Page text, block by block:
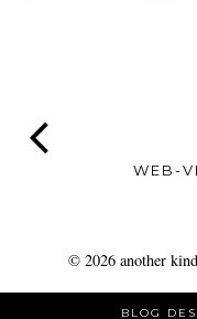
WEB-
© 2026 another
BLOG